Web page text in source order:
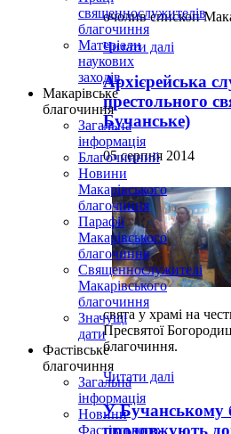
очолив єпископ
Читати далі
Архієрейська
престольного
Бучанське)
05 серпня 2014
свята у храмі на
Пресвятої
благочиння.
Читати далі
У Бучанському
священнослужителів
благочиння
Матеріали
наукових
заходів
Макарівське
благочиння
Загальна
інформація
Благочинний
Новини
Макарівського
благочиння
Парафії
Макарівського
благочиння
Священнослужителі
Макарівського
благочиння
Значущі
дати
Фастівське
благочиння
Загальна
інформація
Новини
Фастівського